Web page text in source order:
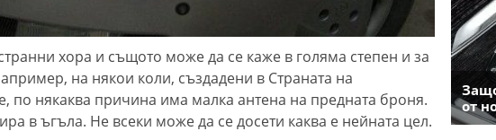
хора и същото може да се каже в голяма степен и за
на някои коли, създадени в Страната на
по някаква причина има малка антена на предната броня.
в ъгъла. Не всеки може да се досети каква е нейната цел.
от